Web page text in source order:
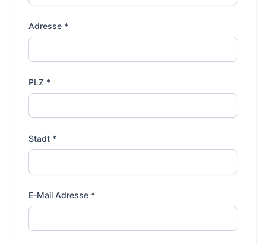
Adresse *
PLZ *
Stadt *
E-Mail Adresse *